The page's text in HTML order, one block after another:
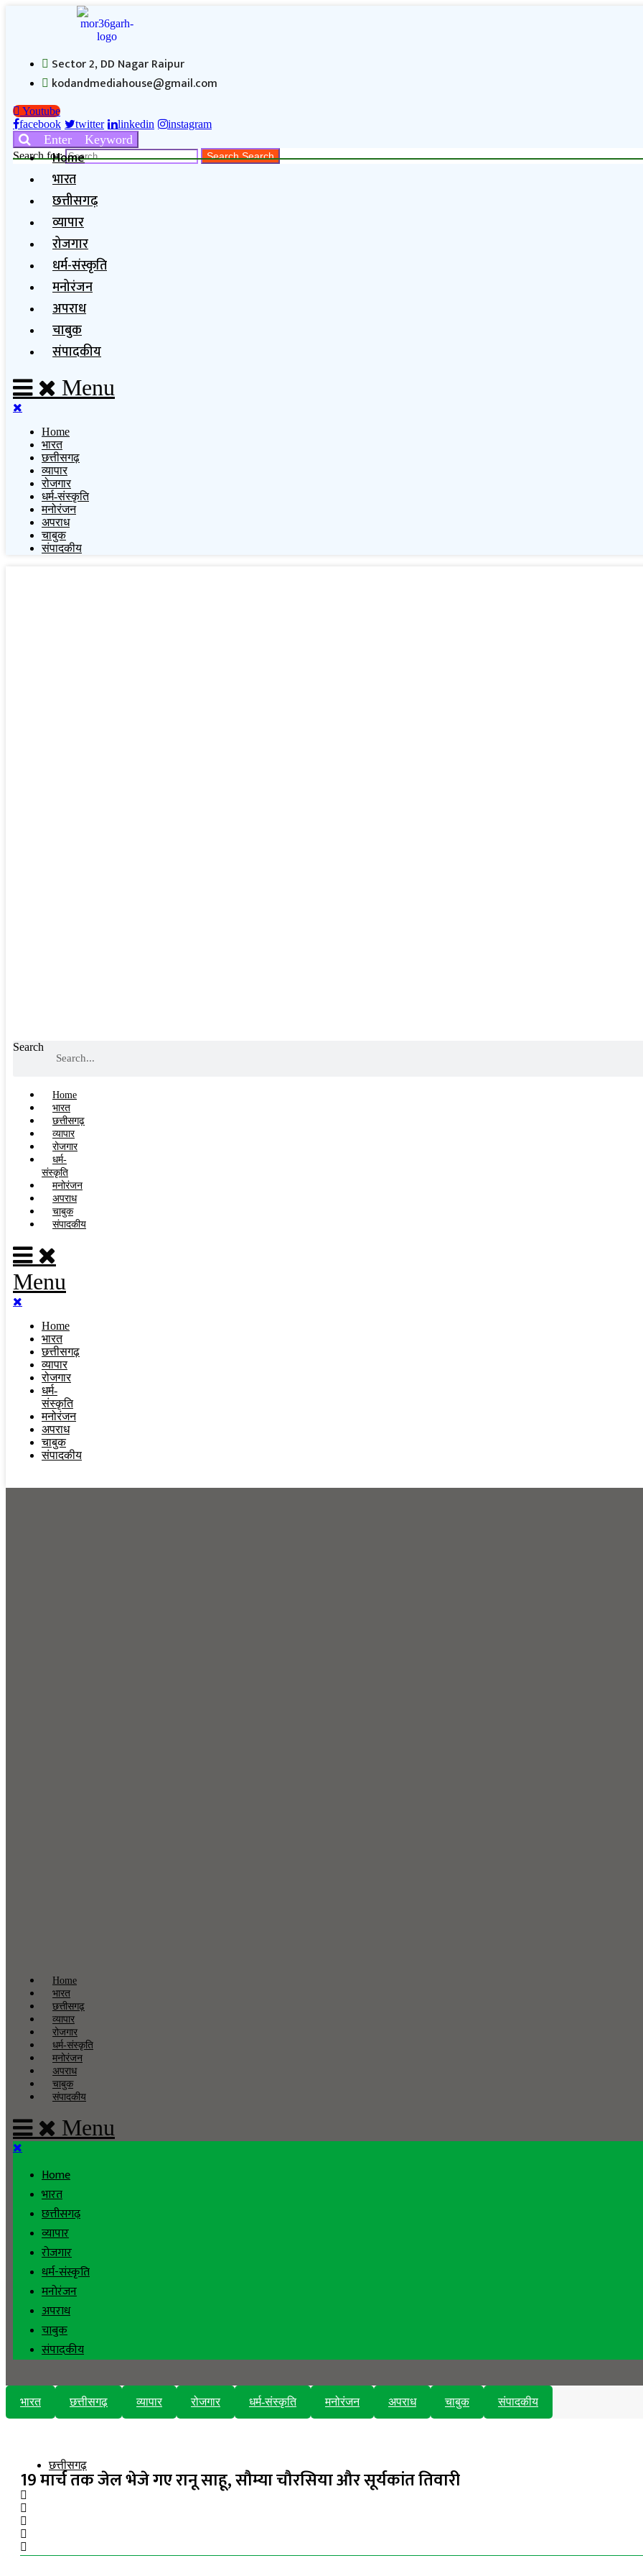
Sector 2, DD Nagar Raipur
kodandmediahouse@gmail.com
Youtube
facebook
twitter linkedin instagram
Enter Keyword
Search for: SearchSearch
Home
भारत
छत्तीसगढ़
व्यापार
रोजगार
धर्म-संस्कृति
मनोरंजन
अपराध
चाबुक
संपादकीय
Menu
Home
भारत
छत्तीसगढ़
व्यापार
रोजगार
धर्म-संस्कृति
मनोरंजन
अपराध
चाबुक
संपादकीय
Search
Home
भारत
छत्तीसगढ़
व्यापार
रोजगार
धर्म-
संस्कृति
मनोरंजन
अपराध
चाबुक
संपादकीय
Menu
Home
भारत
छत्तीसगढ़
व्यापार
रोजगार
धर्म-
संस्कृति
मनोरंजन
अपराध
चाबुक
संपादकीय
Home
भारत
छत्तीसगढ़
व्यापार
रोजगार
धर्म-संस्कृति
मनोरंजन
अपराध
चाबुक
संपादकीय
Menu
Home
भारत
छत्तीसगढ़
व्यापार
रोजगार
धर्म-संस्कृति
मनोरंजन
अपराध
चाबुक
संपादकीय
भारत छत्तीसगढ़ व्यापार रोजगार धर्म-संस्कृति मनोरंजन अपराध चाबुक संपादकीय
छत्तीसगढ़
19 मार्च तक जेल भेजे गए रानू साहू, सौम्या चौरसिया और सूर्यकांत तिवारी